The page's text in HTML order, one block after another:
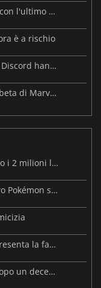
Palworld: Sunreach e boss più stabili con l'ultimo update
è a rischio
Le mappe dei malware e un attacco a Discord hanno colpito Meccha Chameleon
PlayStation Network in tilt durante la beta di Marvel Tōkon
Resident Evil: Veronica ha già superato i 2 milioni liste dei desideri
Beast of Reincarnation: lo studio dietro Pokémon su una nuova strada
Warhammer 40.000: Dawn of War 4 presenta la fazione dei Necron
Forsaken Realms: Vahrin's Call esce dopo un decennio di sviluppo